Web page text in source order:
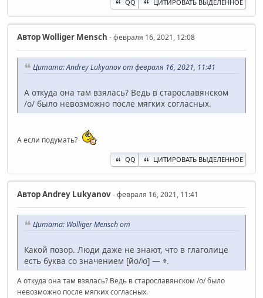
QQ ЦИТИРОВАТЬ ВЫДЕЛЕННОЕ
АвторWolliger Mensch - февраля 16, 2021, 12:08
Цитата: Andrey Lukyanov от февраля 16, 2021, 11:41
А откуда она там взялась? Ведь в старославянском
/o/ было невозможно после мягких согласных.
А если подумать?
QQ ЦИТИРОВАТЬ ВЫДЕЛЕННОЕ
АвторAndrey Lukyanov- февраля 16, 2021, 11:41
Цитата: Wolliger Mensch от
Какой позор. Люди даже не знают, что в глаголице
есть буква со значением [йо/ʲо] — ⱖ.
А откуда она там взялась? Ведь в старославянском /o/ было
невозможно после мягких согласных.